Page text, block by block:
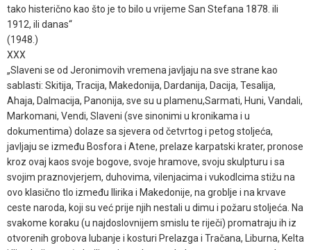
tako histerično kao što je to bilo u vrijeme San Stefana 1878. ili
1912, ili danas“
(1948.)
XXX
„Slaveni se od Jeronimovih vremena javljaju na sve strane kao
sablasti: Skitija, Tracija, Makedonija, Dardanija, Dacija, Tesalija,
Ahaja, Dalmacija, Panonija, sve su u plamenu,Sarmati, Huni, Vandali,
Markomani, Vendi, Slaveni (sve sinonimi u kronikama i u
dokumentima) dolaze sa sjevera od četvrtog i petog stoljeća,
javljaju se između Bosfora i Atene, prelaze karpatski krater, pronose
kroz ovaj kaos svoje bogove, svoje hramove, svoju skulpturu i sa
svojim praznovjerjem, duhovima, vilenjacima i vukodlcima stižu na
ovo klasično tlo između Ilirika i Makedonije, na groblje i na krvave
ceste naroda, koji su već prije njih nestali u dimu i požaru stoljeća. Na
svakome koraku (u najdoslovnijem smislu te riječi) promatraju ih iz
otvorenih grobova lubanje i kosturi Prelazga i Tračana, Liburna, Kelta